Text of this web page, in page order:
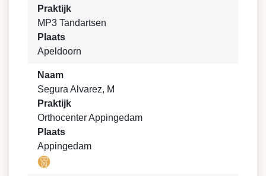
Praktijk
MP3 Tandartsen
Plaats
Apeldoorn
Naam
Segura Alvarez, M
Praktijk
Orthocenter Appingedam
Plaats
Appingedam